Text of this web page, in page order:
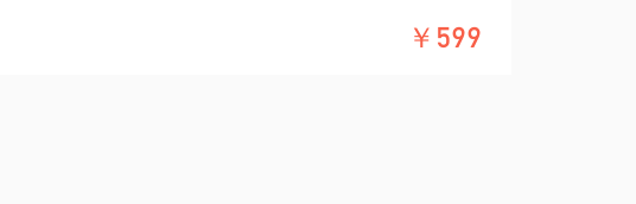
战。
先生的举动，绝对不会是他人理解的傲慢。
是他认为这一式练完，就真的是练完了。本课程教授的就
是舞蹈？
￥599